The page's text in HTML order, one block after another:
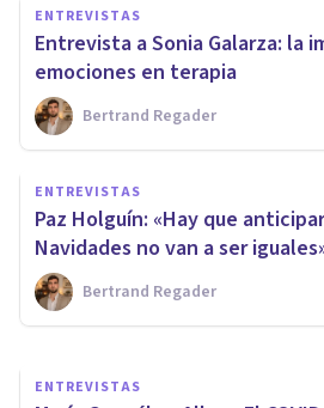
ENTREVISTAS
Entrevista a Sonia Galarza: la
emociones en terapia
Bertrand Regader
ENTREVISTAS
Paz Holguín: «Hay que
Navidades no van a ser
Bertrand Regader
ENTREVISTAS
Melissa
el perdón escapa a
muchos»
Psicología Y Mente
ENTREVISTAS